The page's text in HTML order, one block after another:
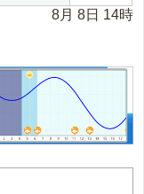
8月 8日 14時